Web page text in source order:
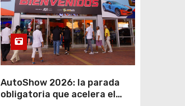
AutoShow 2026: la parada
obligatoria que acelera el